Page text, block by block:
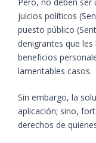
juicios políticos
puesto público
denigrantes que
beneficios
lamentables casos.
Sin embargo, la
aplicación; sino,
derechos de